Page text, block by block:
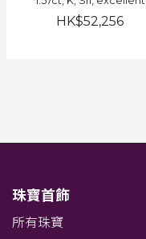
HK$52,256
珠寶首飾
所有珠寶